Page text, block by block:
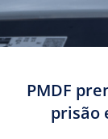
PMDF
prisão